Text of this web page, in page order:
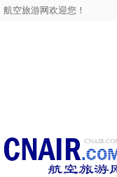
航空旅游网欢迎您！